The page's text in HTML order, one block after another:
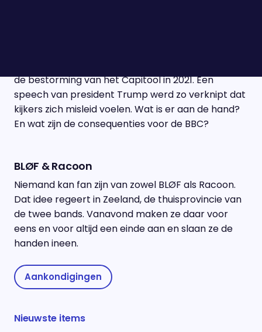
de bestorming van het Capitool in 2021. Een
speech van president Trump werd zo verknipt dat
kijkers zich misleid voelen. Wat is er aan de hand?
En wat zijn de consequenties voor de BBC?
BLØF & Racoon
Niemand kan fan zijn van zowel BLØF als Racoon.
Dat idee regeert in Zeeland, de thuisprovincie van
de twee bands. Vanavond maken ze daar voor
eens en voor altijd een einde aan en slaan ze de
handen ineen.
Aankondigingen
Nieuwste items